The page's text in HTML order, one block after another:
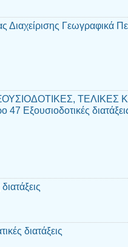
Διαχείρισης Γεωγραφικά
ΤΕΛΙΚΕΣ
Εξουσιοδοτικές
διατάξεις